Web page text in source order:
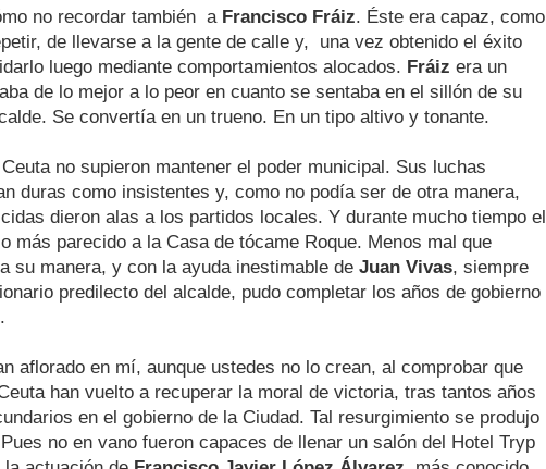
no recordar también a Francisco Fráiz. Éste era capaz, como
de llevarse a la gente de calle y, una vez obtenido el éxito
luego mediante comportamientos alocados. Fráiz era un
de lo mejor a lo peor en cuanto se sentaba en el sillón de su
Se convertía en un trueno. En un tipo altivo y tonante.
no supieron mantener el poder municipal. Sus luchas
duras como insistentes y, como no podía ser de otra manera,
dieron alas a los partidos locales. Y durante mucho tiempo el
más parecido a la Casa de tócame Roque. Menos mal que
su manera, y con la ayuda inestimable de Juan Vivas, siempre
predilecto del alcalde, pudo completar los años de gobierno
aflorado en mí, aunque ustedes no lo crean, al comprobar que
han vuelto a recuperar la moral de victoria, tras tantos años
en el gobierno de la Ciudad. Tal resurgimiento se produjo
no en vano fueron capaces de llenar un salón del Hotel Tryp